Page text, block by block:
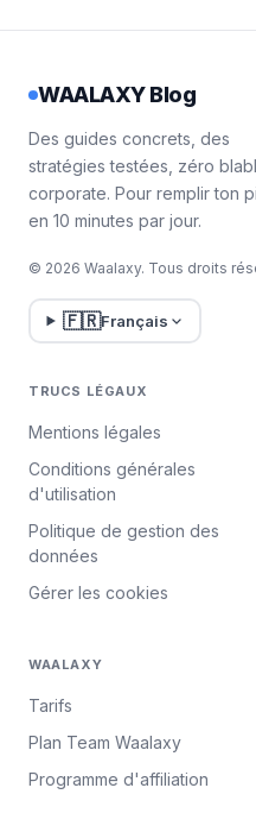
WAALAXY Blog
Des guides concrets, des
stratégies testées, zéro
corporate. Pour remplir ton
en 10 minutes par jour.
© 2026 Waalaxy. Tous droits
🇫🇷Français
TRUCS LÉGAUX
Mentions légales
Conditions générales
d'utilisation
Politique de gestion des
données
Gérer les cookies
WAALAXY
Tarifs
Plan Team Waalaxy
Programme d'affiliation